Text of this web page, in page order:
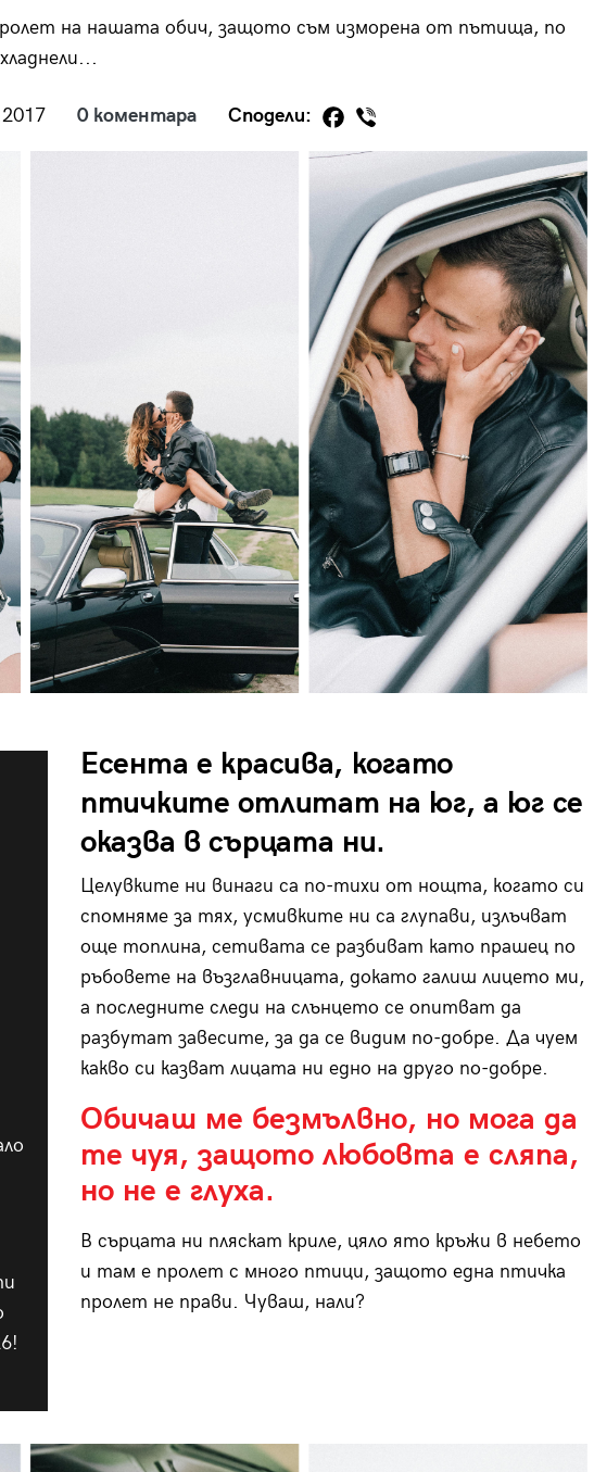
на нашата обич, защото съм изморена от пътища, по
0 коментара Сподели:
Есента е красива, когато
птичките отлитат на юг, а юг се
оказва в сърцата ни.
Целувките ни винаги са по-тихи от нощта, когато си
спомняме за тях, усмивките ни са глупави, излъчват
още топлина, сетивата се разбиват като прашец по
ръбовете на възглавницата, докато галиш лицето ми,
а последните следи на слънцето се опитват да
разбутат завесите, за да се видим по-добре. Да чуем
какво си казват лицата ни едно на друго по-добре.
Обичаш ме безмълвно, но мога да
те чуя, защото любовта е сляпа,
но не е глуха.
В сърцата ни пляскат криле, цяло ято кръжи в небето
и там е пролет с много птици, защото една птичка
пролет не прави. Чуваш, нали?
/29 29/29